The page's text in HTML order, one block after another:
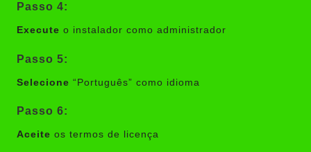
Passo 4:
Execute o instalador como administrador
Passo 5:
Selecione “Português” como idioma
Passo 6:
Aceite os termos de licença